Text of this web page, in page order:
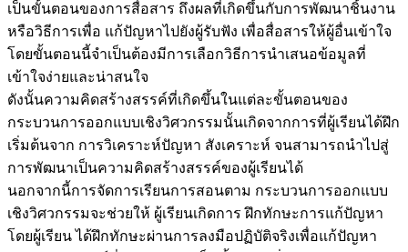
เป็นขั้นตอนของการสื่อสาร ถึงผลที่เกิดขึ้นกับการพัฒนาชิ้นงาน
หรือวิธีการเพื่อ แก้ปัญหาไปยังผู้รับฟัง เพื่อสื่อสารให้ผู้อื่นเข้าใจ
โดยขั้นตอนนี้จำเป็นต้องมีการเลือกวิธีการนำเสนอข้อมูลที่
เข้าใจง่ายและน่าสนใจ
ดังนั้นความคิดสร้างสรรค์ที่เกิดขึ้นในแต่ละขั้นตอนของ
กระบวนการออกแบบเชิงวิศวกรรมนั้นเกิดจากการที่ผู้เรียนได้ฝึก
เริ่มต้นจาก การวิเคราะห์ปัญหา สังเคราะห์ จนสามารถนำไปสู่
การพัฒนาเป็นความคิดสร้างสรรค์ของผู้เรียนได้
นอกจากนี้การจัดการเรียนการสอนตาม กระบวนการออกแบบ
เชิงวิศวกรรมจะช่วยให้ ผู้เรียนเกิดการ ฝึกทักษะการแก้ปัญหา
โดยผู้เรียน ได้ฝึกทักษะผ่านการลงมือปฏิบัติจริงเพื่อแก้ปัญหา